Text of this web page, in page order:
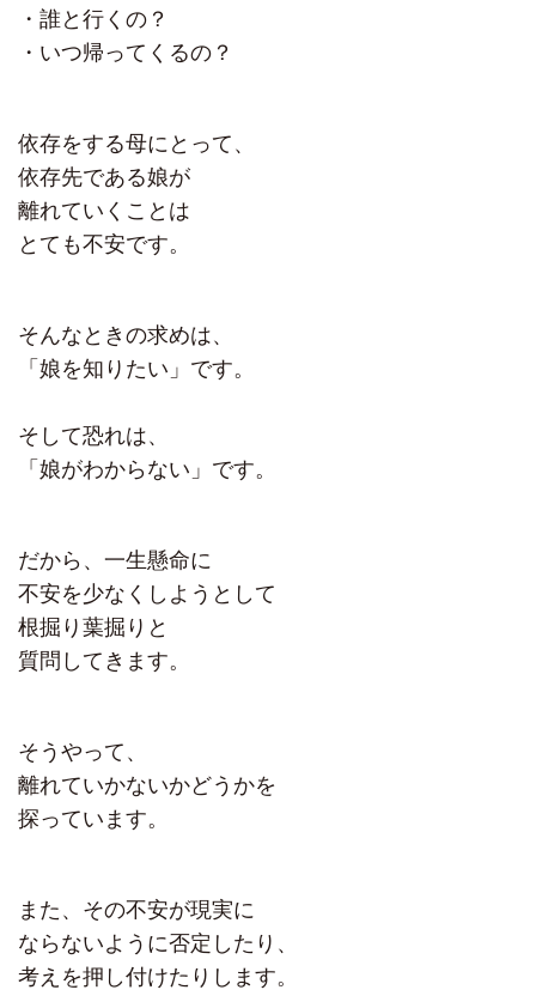
・誰と行くの？
・いつ帰ってくるの？
依存をする母にとって、
依存先である娘が
離れていくことは
とても不安です。
そんなときの求めは、
「娘を知りたい」です。
そして恐れは、
「娘がわからない」です。
だから、一生懸命に
不安を少なくしようとして
根掘り葉掘りと
質問してきます。
そうやって、
離れていかないかどうかを
探っています。
また、その不安が現実に
ならないように否定したり、
考えを押し付けたりします。